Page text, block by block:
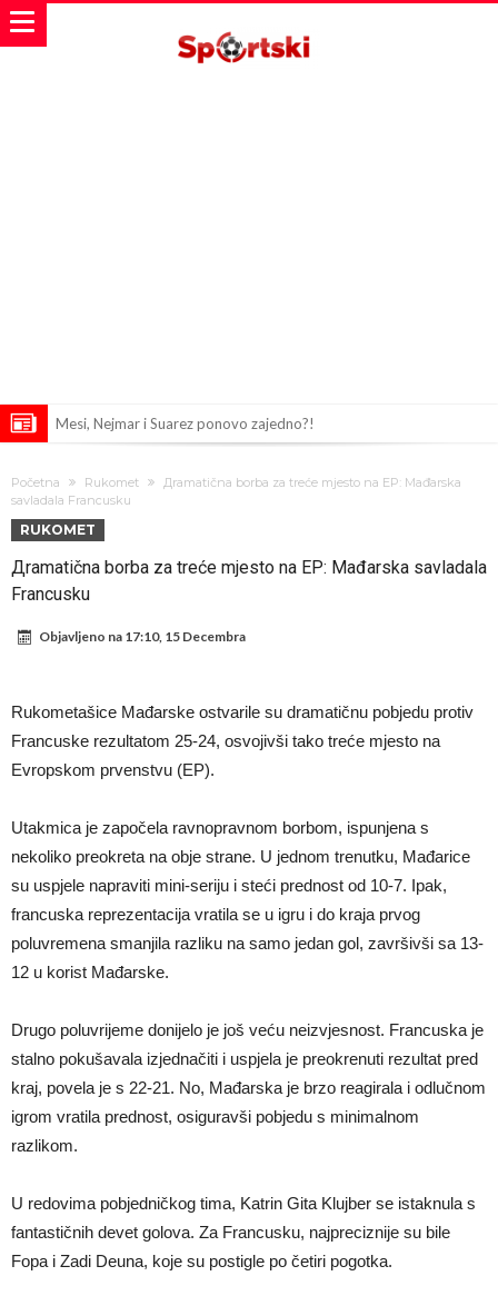
Mesi, Nejmar i Suarez ponovo zajedno?!
miliona eura!
Rashford se vratio u Manchester United. Odbija Tursku i Saudijsku
Arabiju
Darwin Núñez blizu Trabzonsporu
Ferran Torres sve bliže PSG-u
prihvatio najluđi izazov karijere – sam protiv šestorice (Video)
VIDEO Viralni snimak iz Urugvaja: Ispucana lopta izazvala
saobraćajnu nesreću
U Madridu iznenađeni nevjerovatnom ponudom za Ardu Gulera!
Početna Rukomet
Дramatična borba za treće mjesto na EP: Mađarska
savladala Francusku
RUKOMET
Дramatična borba za treće mjesto na EP: Mađarska savladala
Francusku
Objavljeno na 17:10, 15 Decembra
Rukometašice Mađarske ostvarile su dramatičnu pobjedu protiv
Francuske rezultatom 25-24, osvojivši tako treće mjesto na
Evropskom prvenstvu (EP).
Utakmica je započela ravnopravnom borbom, ispunjena s
nekoliko preokreta na obje strane. U jednom trenutku, Mađarice
su uspjele napraviti mini-seriju i steći prednost od 10-7. Ipak,
francuska reprezentacija vratila se u igru i do kraja prvog
poluvremena smanjila razliku na samo jedan gol, završivši sa 13-
12 u korist Mađarske.
Drugo poluvrijeme donijelo je još veću neizvjesnost. Francuska je
stalno pokušavala izjednačiti i uspjela je preokrenuti rezultat pred
kraj, povela je s 22-21. No, Mađarska je brzo reagirala i odlučnom
igrom vratila prednost, osiguravši pobjedu s minimalnom
razlikom.
U redovima pobjedničkog tima, Katrin Gita Klujber se istaknula s
fantastičnih devet golova. Za Francusku, najpreciznije su bile
Fopa i Zadi Deuna, koje su postigle po četiri pogotka.